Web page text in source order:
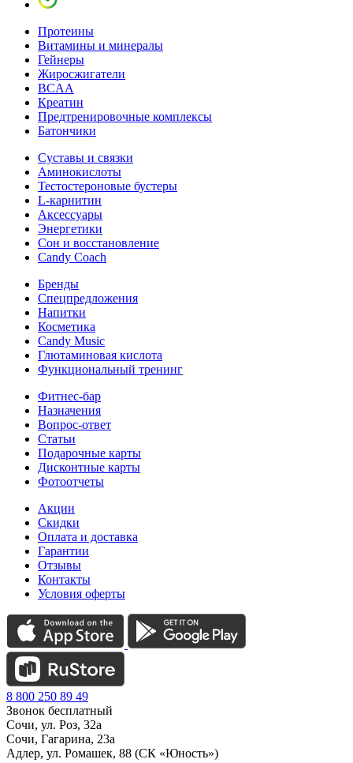
Протеины
Витамины и минералы
Гейнеры
Жиросжигатели
BCAA
Креатин
Предтренировочные комплексы
Батончики
Суставы и связки
Аминокислоты
Тестостероновые бустеры
L-карнитин
Аксессуары
Энергетики
Сон и восстановление
Candy Coach
Бренды
Спецпредложения
Напитки
Косметика
Candy Music
Глютаминовая кислота
Функциональный тренинг
Фитнес-бар
Назначения
Вопрос-ответ
Статьи
Подарочные карты
Дисконтные карты
Фотоотчеты
Акции
Скидки
Оплата и доставка
Гарантии
Отзывы
Контакты
Условия оферты
8 800 250 89 49
Звонок бесплатный
Сочи, ул. Роз, 32а
Сочи, Гагарина, 23а
Адлер, ул. Ромашек, 88 (СК «Юность»)